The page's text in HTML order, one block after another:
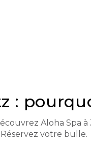
:
Aloha Spa
votre bulle.